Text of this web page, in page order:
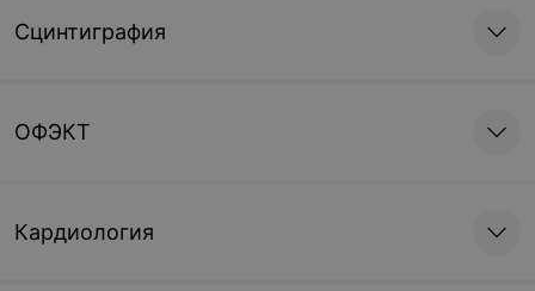
Сцинтиграфия
ОФЭКТ
Кардиология